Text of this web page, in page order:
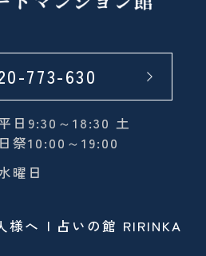
773-630
日9:30～18:30 土
日祭10:00～19:00
曜日
様へ 占いの館 RIRINKA